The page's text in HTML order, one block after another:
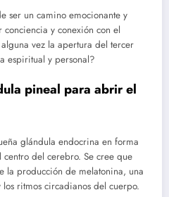
ser un camino emocionante y
y conexión con el
vez la apertura del tercer
espiritual y personal?
pineal para abrir el
glándula endocrina en forma
del cerebro. Se cree que
la producción de melatonina, una
ritmos circadianos del cuerpo.